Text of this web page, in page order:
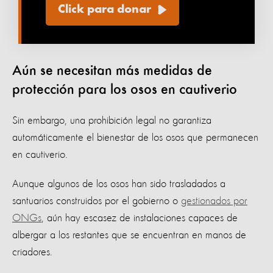
Click para donar
Aún se necesitan más medidas de
protección para los osos en cautiverio
Sin embargo, una prohibición legal no garantiza
automáticamente el bienestar de los osos que permanecen
en cautiverio.
Aunque algunos de los osos han sido trasladados a
santuarios construidos por el gobierno o gestionados por
ONGs, aún hay escasez de instalaciones capaces de
albergar a los restantes que se encuentran en manos de
criadores.